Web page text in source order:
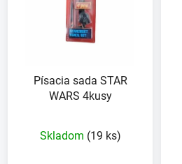
Písacia sada STAR
WARS 4kusy
Skladom (19 ks)